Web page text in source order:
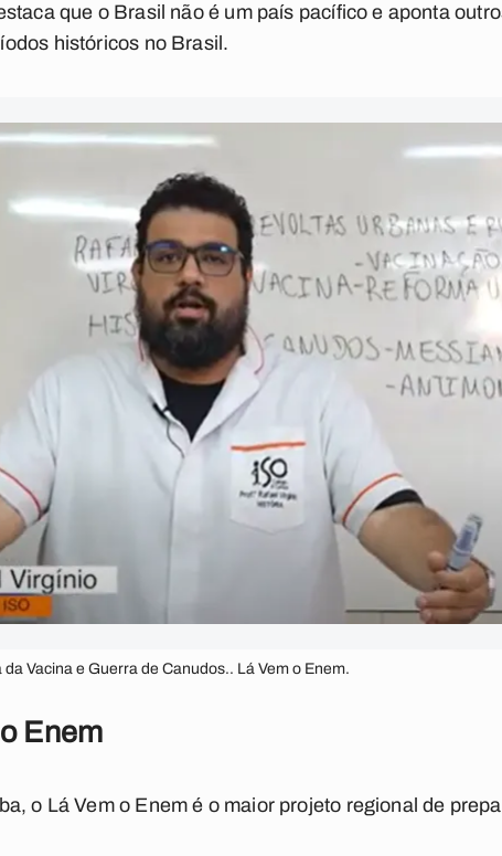
que o Brasil não é um país pacífico e aponta
históricos no Brasil.
Vacina e Guerra de Canudos.. Lá Vem o Enem.
Enem
o Lá Vem o Enem é o maior projeto regional de